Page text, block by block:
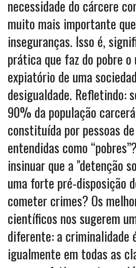
necessidade do cárcere
muito mais importante
inseguranças. Isso é,
prática que faz do pobre o
expiatório de uma
desigualdade. Refletindo:
90% da população
constituída por pessoas
entendidas como
insinuar que a "detenção
uma forte pré-disposição
cometer crimes? Os
científicos nos sugerem
diferente: a criminalidade
igualmente em todas as